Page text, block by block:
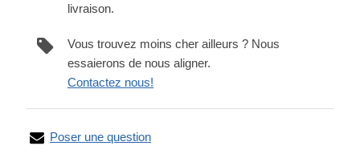
livraison.
Vous trouvez moins cher ailleurs ? Nous
essaierons de nous aligner.
Contactez nous!
Poser une question